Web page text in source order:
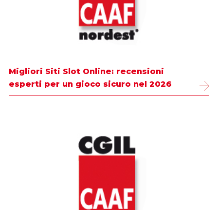
Migliori Siti Slot Online: recensioni
esperti per un gioco sicuro nel 2026